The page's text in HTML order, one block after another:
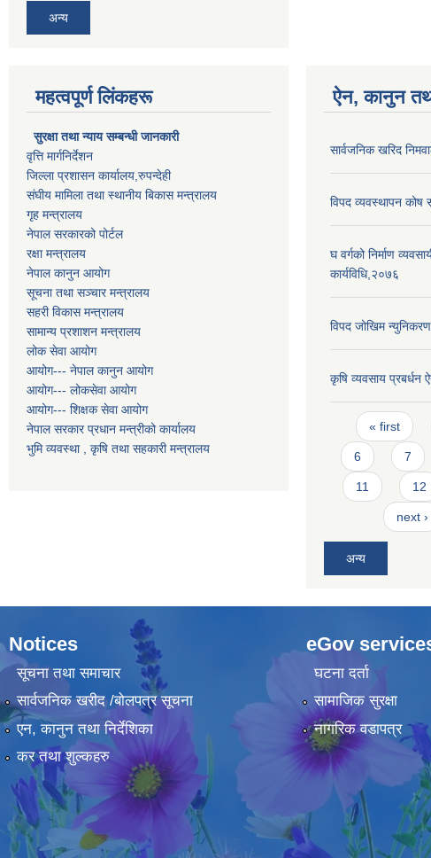
अन्य
महत्वपूर्ण लिंकहरू
सुरक्षा तथा न्याय सम्बन्धी जानकारी
वृत्ति मार्गनिर्देशन
जिल्ला प्रशासन कार्यालय,रुपन्देही
संघीय मामिला तथा स्थानीय बिकास मन्त्रालय
गृह मन्त्रालय
नेपाल सरकारको पोर्टल
रक्षा मन्त्रालय
नेपाल कानुन आयोग
सूचना तथा सञ्चार मन्त्रालय
सहरी विकास मन्त्रालय
सामान्य प्रशाशन मन्त्रालय
लोक सेवा आयोग
आयोग--- नेपाल कानुन आयोग
आयोग--- लोकसेवा आयोग
आयोग--- शिक्षक सेवा आयोग
नेपाल सरकार प्रधान मन्त्रीको कार्यालय
भुमि व्यवस्था , कृषि तथा सहकारी मन्त्रालय
ऐन, कानुन
सार्वजनिक खरिद
विपद व्यवस्थापन कोष
घ वर्गको निर्माण
कार्यविधि,२०७६
विपद जोखिम
कृषि व्यवसाय प्रबर्धन
Pages
« first
6 7
11 12
next ›
अन्य
Notices
सूचना तथा समाचार
सार्वजनिक खरीद /बोलपत्र सूचना
एन, कानुन तथा निर्देशिका
कर तथा शुल्कहरु
eGov
घटना दर्ता
सामाजिक सुरक्षा
नागरिक वडापत्र